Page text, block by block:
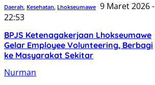
Daerah, Kesehatan, Lhokseumawe 9 Maret 2026 -
22:53
BPJS Ketenagakerjaan Lhokseumawe
Gelar Employee Volunteering, Berbagi
ke Masyarakat Sekitar
Nurman